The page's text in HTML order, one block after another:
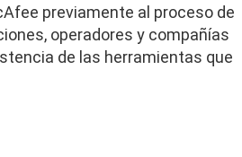
previamente al proceso de
operadores y compañías
de las herramientas que